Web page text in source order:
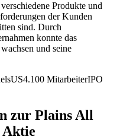
Produkte und
der Kunden
sind. Durch
konnte das
und seine
US4.100 MitarbeiterIPO
zur Plains All
Aktie